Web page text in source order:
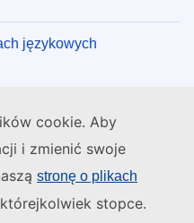
cookie. Aby
i zmienić swoje
stronę o plikach
stopce.
językowych